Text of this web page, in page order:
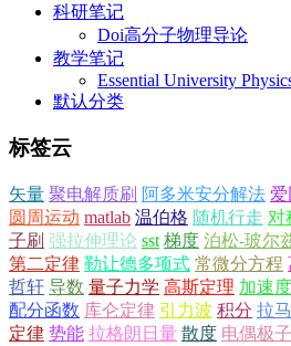
科研笔记
Doi高分子物理导论
教学笔记
Essential University
默认分类
标签云
矢量 聚电解质刷 阿多米安分解法 爱
圆周运动 matlab 温伯格 随机行走 对
子刷 强拉伸理论 sst 梯度 泊松-玻尔
第二定律 勒让德多项式 常微分方程
哲轩 导数 量子力学 高斯定理 加速度
配分函数 库仑定律 引力波 积分 拉
定律 势能 拉格朗日量 散度 电偶极子